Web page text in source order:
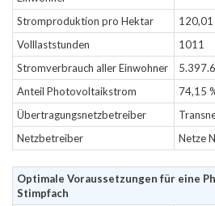
Stromproduktion pro Hektar
Volllaststunden
1011
Stromverbrauch aller Einwohner
Anteil Photovoltaikstrom
74,15
Übertragungsnetzbetreiber
Netzbetreiber
Netze
Optimale Voraussetzungen für eine
Stimpfach